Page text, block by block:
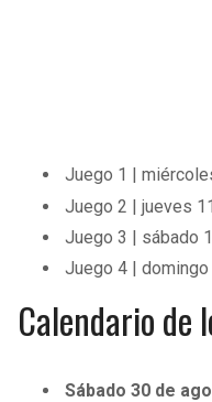
Juego 1 |
Juego 2 | jueves
Juego 3 | sábado
Juego 4 |
Calendario de
Sábado 30 de